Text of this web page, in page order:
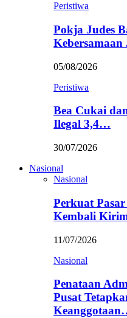
Peristiwa
Pokja Judes
05/08/2026
Peristiwa
Bea Cukai
Ilegal 3,4…
30/07/2026
Nasional
Nasional
Perkuat
Kembali
11/07/2026
Nasional
Penataan
Pusat